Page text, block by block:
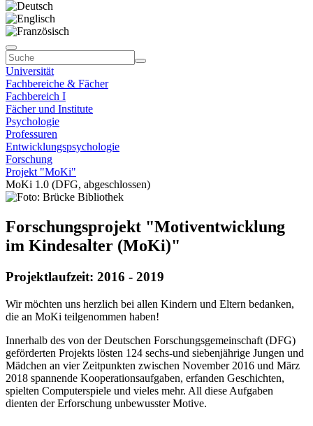
Universität
Fachbereiche & Fächer
Fachbereich I
Fächer und Institute
Psychologie
Professuren
Entwicklungspsychologie
Forschung
Projekt "MoKi"
MoKi 1.0 (DFG, abgeschlossen)
Forschungsprojekt "Motiventwicklung
im Kindesalter (MoKi)"
Projektlaufzeit: 2016 - 2019
Wir möchten uns herzlich bei allen Kindern und Eltern bedanken,
die an MoKi teilgenommen haben!
Innerhalb des von der Deutschen Forschungsgemeinschaft (DFG)
geförderten Projekts lösten 124 sechs-und siebenjährige Jungen und
Mädchen an vier Zeitpunkten zwischen November 2016 und März
2018 spannende Kooperationsaufgaben, erfanden Geschichten,
spielten Computerspiele und vieles mehr. All diese Aufgaben
dienten der Erforschung unbewusster Motive.